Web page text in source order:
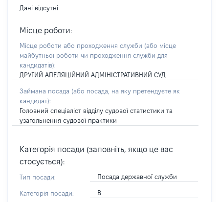
Дані відсутні
Місце роботи:
Місце роботи або проходження служби (або місце
майбутньої роботи чи проходження служби для
кандидатів):
ДРУГИЙ АПЕЛЯЦІЙНИЙ АДМІНІСТРАТИВНИЙ СУД
Займана посада (або посада, на яку претендуєте як
кандидат):
Головний спеціаліст відділу судової статистики та
узагольнення судової практики
Категорія посади (заповніть, якщо це вас
стосується):
Тип посади: Посада державної служби
Категорія посади: В